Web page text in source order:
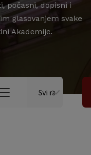
počasni, dopisni i
glasovanjem svake
Akademije.